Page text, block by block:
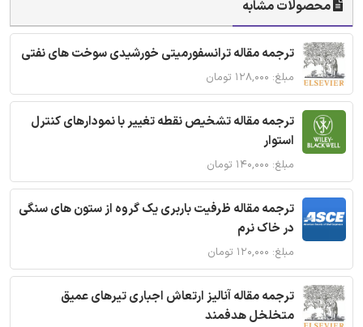
محصولات مشابه
ترجمه مقاله ترانسفورمیتی خورشیدی سوخت های نفتی
مبلغ: ۱۲۸,۰۰۰ تومان
ترجمه مقاله تشخیص نقطه تغییر با نمودارهای کنترل
استوار
مبلغ: ۱۴۰,۰۰۰ تومان
ترجمه مقاله ظرفیت باربری یک گروه از ستون های سنگی
در خاک نرم
مبلغ: ۱۲۰,۰۰۰ تومان
ترجمه مقاله آنالیز ارتعاش اجباری تیرهای عمیق
متخلخل هدفمند